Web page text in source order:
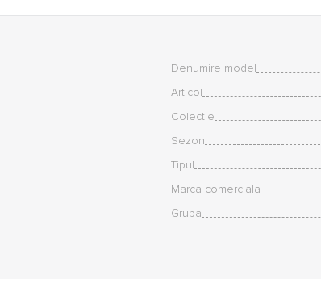
Denumire model
Articol
Colectie
Sezon
Tipul
Marca comerciala
Grupa